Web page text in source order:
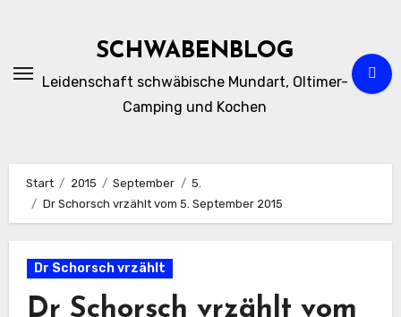
SCHWABENBLOG
Leidenschaft schwäbische Mundart, Oltimer-
Camping und Kochen
Start 2015 September
5.
Dr Schorsch vrzählt vom 5. September 2015
Dr Schorsch vrzählt
Dr Schorsch vrzählt vom